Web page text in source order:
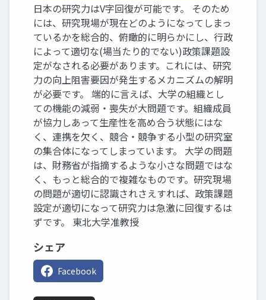
日本の研究力はV字回復が可能です。 そのため
には、研究現場が現在どのようになってしまっ
ているかを総合的、俯瞰的に明らかにし、行政
によって適切な(場当たり的でない)政策課題設
定がなされる必要があります。これには、研究
力の向上阻害要因が発生するメカニズムの解明
が必要です。 端的に言えば、大学の組織とし
ての機能の減弱・喪失が大問題です。組織成員
が協力しあって生産性を高め合う状態にはな
く、連携を欠く、競合・競争する小型の研究室
の集合体になってしまっています。 大学の問題
は、財務省が指摘するような小さな問題ではな
く、もっと総合的で複雑なものです。研究現場
の問題が適切に認識されさえすれば、政策課題
設定が適切になって研究力は急激に回復するは
ずです。 東北大学准教授
シェア
Facebook